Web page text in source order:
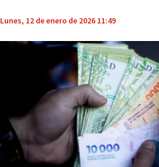
Lunes, 12 de enero de 2026 11:49